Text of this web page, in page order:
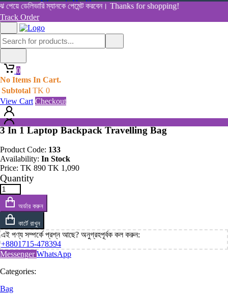
ডেলিভারি ম্যানকে পেমেন্ট করবেন। Thanks for shopping!
Track Order
0
No Items In Cart.
Subtotal TK 0
View Cart Checkout
Women's Health
View All Categories
Shop By Category
Home
0
No Items In Cart.
Subtotal TK0
View Cart
3 In 1 Laptop Backpack Travelling Bag
3 In 1 Laptop Backpack Travelling Bag
Product Code: 133
Availability: In Stock
Price: TK 890 TK 1,090
Quantity
অর্ডার করুন
কার্টে রাখুন
এই পণ্য সম্পর্কে প্রশ্ন আছে? অনুগ্রহপূর্বক কল করুন:
+8801715-478394
MessengerWhatsApp
Categories:
Bag